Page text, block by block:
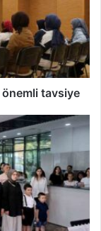
önemli tavsiye